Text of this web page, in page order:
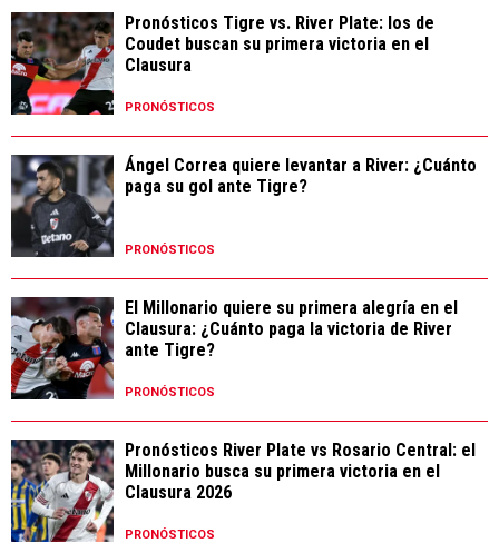
Pronósticos Tigre vs. River Plate: los de
Coudet buscan su primera victoria en el
Clausura
PRONÓSTICOS
Ángel Correa quiere levantar a River: ¿Cuánto
paga su gol ante Tigre?
PRONÓSTICOS
El Millonario quiere su primera alegría en el
Clausura: ¿Cuánto paga la victoria de River
ante Tigre?
PRONÓSTICOS
Pronósticos River Plate vs Rosario Central: el
Millonario busca su primera victoria en el
Clausura 2026
PRONÓSTICOS